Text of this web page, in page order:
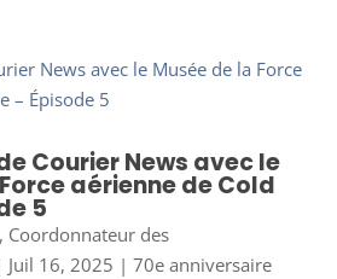
Courier News avec le
aérienne de Cold
5
Coordonnateur des
Juil 16, 2025 | 70e anniversaire